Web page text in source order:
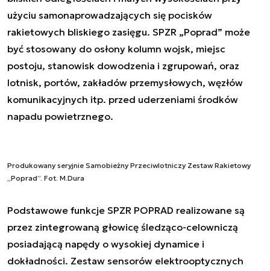
użyciu samonaprowadzających się pocisków
rakietowych bliskiego zasięgu. SPZR „Poprad” może
być stosowany do osłony kolumn wojsk, miejsc
postoju, stanowisk dowodzenia i zgrupowań, oraz
lotnisk, portów, zakładów przemysłowych, węzłów
komunikacyjnych itp. przed uderzeniami środków
napadu powietrznego.
Produkowany seryjnie Samobieżny Przeciwlotniczy Zestaw Rakietowy
„Poprad”. Fot. M.Dura
Podstawowe funkcje SPZR POPRAD realizowane są
przez zintegrowaną głowicę śledząco-celowniczą
posiadającą napędy o wysokiej dynamice i
dokładności. Zestaw sensorów elektrooptycznych